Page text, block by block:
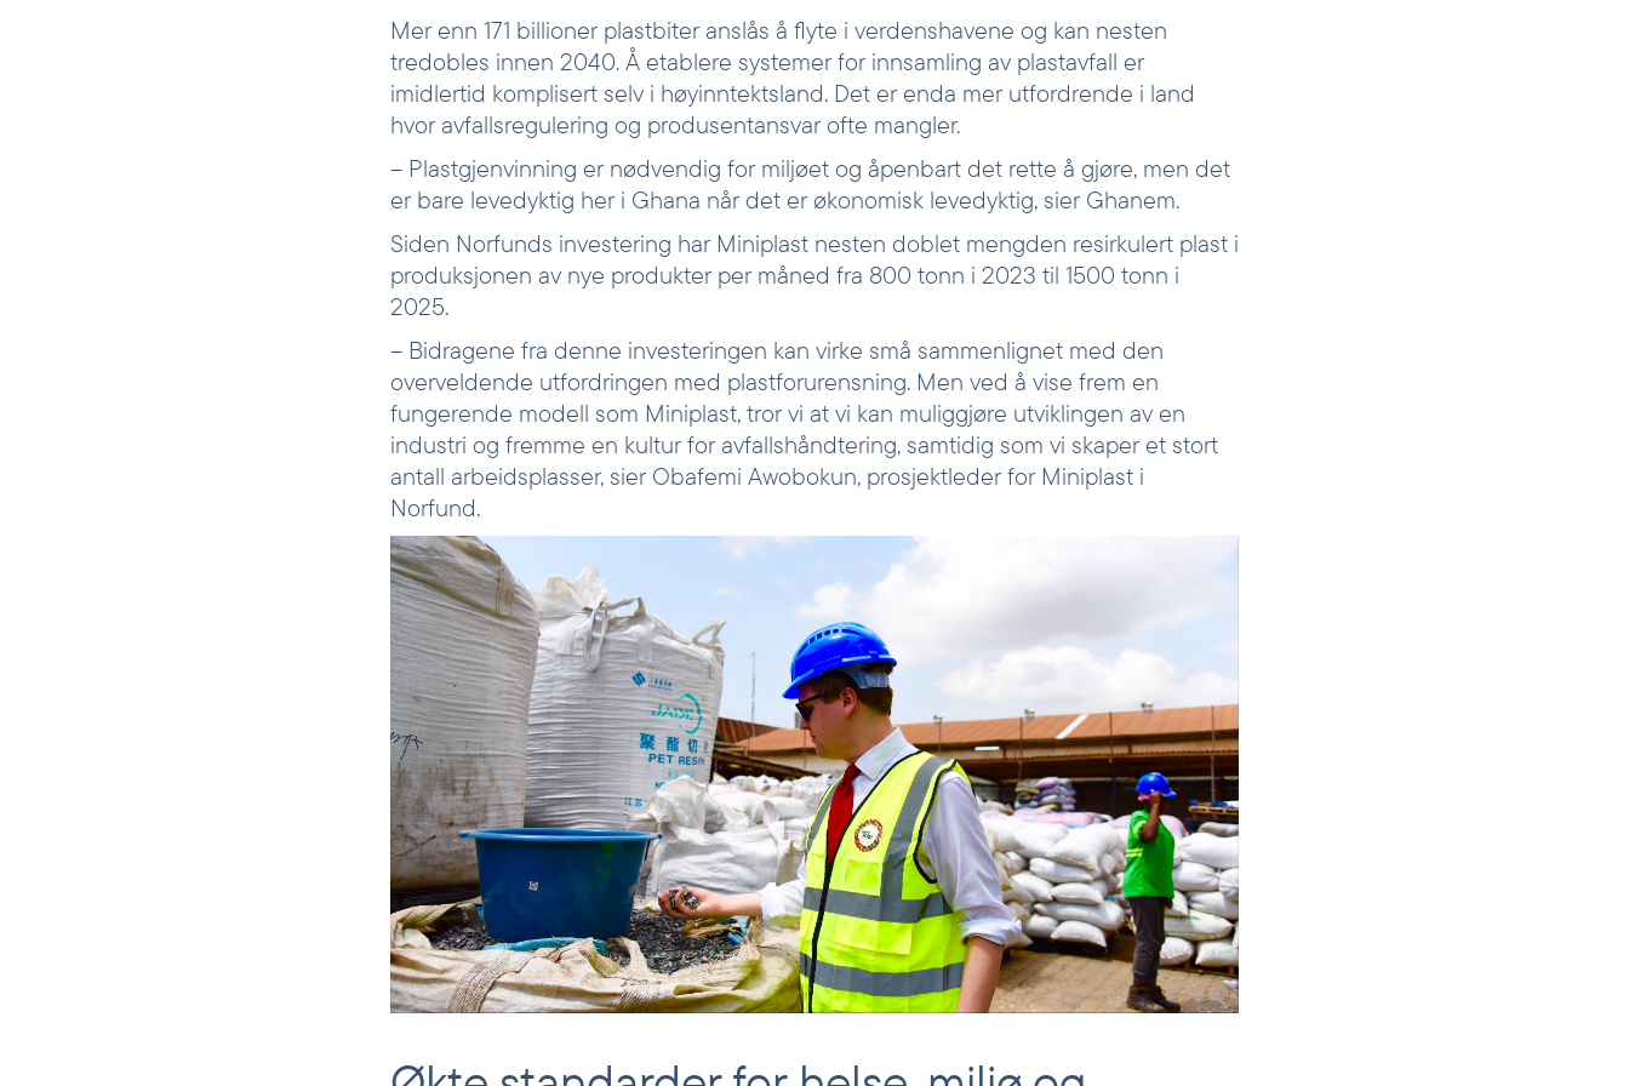
Mer enn 171 billioner plastbiter anslås å flyte i verdenshavene og kan nesten
tredobles innen 2040. Å etablere systemer for innsamling av plastavfall er
imidlertid komplisert selv i høyinntektsland. Det er enda mer utfordrende i land
hvor avfallsregulering og produsentansvar ofte mangler.
– Plastgjenvinning er nødvendig for miljøet og åpenbart det rette å gjøre, men det
er bare levedyktig her i Ghana når det er økonomisk levedyktig, sier Ghanem.
Siden Norfunds investering har Miniplast nesten doblet mengden resirkulert plast i
produksjonen av nye produkter per måned fra 800 tonn i 2023 til 1500 tonn i
2025.
– Bidragene fra denne investeringen kan virke små sammenlignet med den
overveldende utfordringen med plastforurensning. Men ved å vise frem en
fungerende modell som Miniplast, tror vi at vi kan muliggjøre utviklingen av en
industri og fremme en kultur for avfallshåndtering, samtidig som vi skaper et stort
antall arbeidsplasser, sier Obafemi Awobokun, prosjektleder for Miniplast i
Norfund.